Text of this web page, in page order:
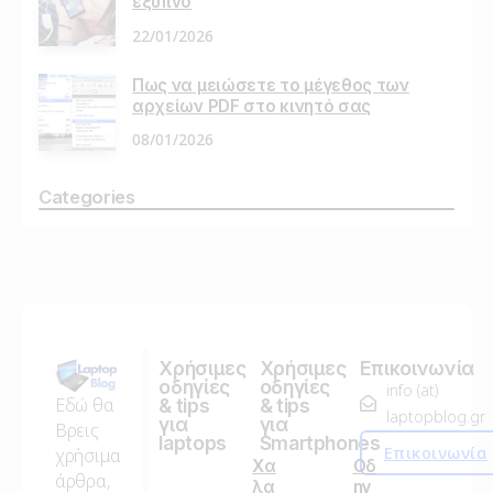
22/01/2026
Πως να μειώσετε το μέγεθος των
αρχείων PDF στο κινητό σας
08/01/2026
Categories
Εδώ θα
Βρεις
χρήσιμα
άρθρα,
Χρήσιμες
οδηγίες
& tips
για
laptops
Χα
λα
Χρήσιμες
οδηγίες
& tips
για
Smartphones
Οδ
ηγ
Επικοινωνία
info (at)
laptopblog.gr
Επικοινωνία